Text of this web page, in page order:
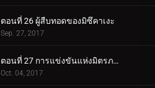
ตอนที่ 26 ผู้สืบทอดของมิซึคาเงะ
Sep. 27, 2017
ตอนที่ 27 การแข่งขันแห่งมิตรภาพของชิโนบิ
Oct. 04, 2017